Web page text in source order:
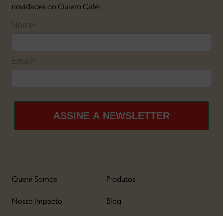
novidades do Quiero Café!
Nome*
Email*
ASSINE A NEWSLETTER
Quem Somos
Nosso Impacto
Produtos
Blog